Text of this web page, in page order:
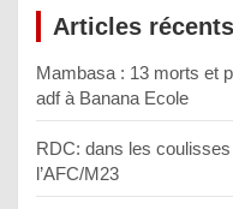
Articles récents
Mambasa : 13 morts et
adf à Banana Ecole
RDC: dans les
l’AFC/M23